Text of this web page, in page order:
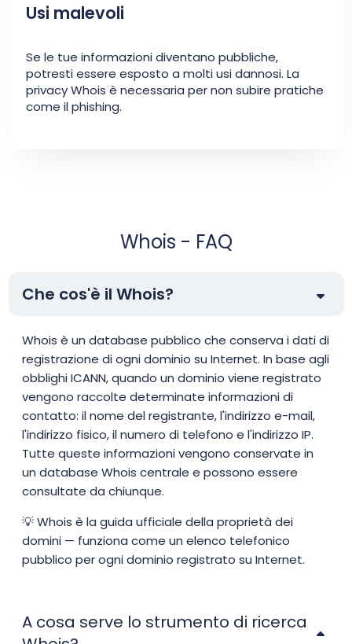
Usi malevoli
Se le tue informazioni diventano pubbliche,
potresti essere esposto a molti usi dannosi. La
privacy Whois è necessaria per non subire pratiche
come il phishing.
Whois - FAQ
Che cos'è il Whois?
Whois è un database pubblico che conserva i dati di
registrazione di ogni dominio su Internet. In base agli
obblighi ICANN, quando un dominio viene registrato
vengono raccolte determinate informazioni di
contatto: il nome del registrante, l'indirizzo e-mail,
l'indirizzo fisico, il numero di telefono e l'indirizzo IP.
Tutte queste informazioni vengono conservate in
un database Whois centrale e possono essere
consultate da chiunque.
💡 Whois è la guida ufficiale della proprietà dei
domini — funziona come un elenco telefonico
pubblico per ogni dominio registrato su Internet.
A cosa serve lo strumento di ricerca